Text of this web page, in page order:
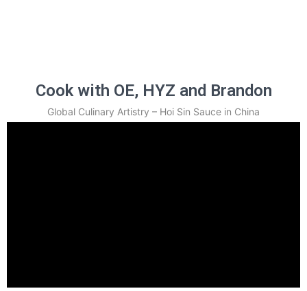
Cook with OE, HYZ and Brandon
Global Culinary Artistry – Hoi Sin Sauce in China